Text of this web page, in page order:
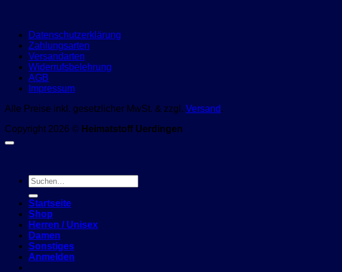
Datenschutzerklärung
Zahlungsarten
Versandarten
Widerrufsbelehrung
AGB
Impressum
Alle Preise inkl. gesetzlicher MwSt. & zzgl. Versand.
Copyright 2026 © Heimatstoff Uerdingen
Suchen
nach:
Startseite
Shop
Herren / Unisex
Damen
Sonstiges
Anmelden